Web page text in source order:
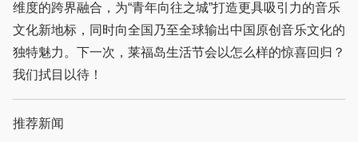
维度的跨界融合，为“青年向往之城”打造更具吸引力的音乐
文化新地标，同时向全国乃至全球输出中国原创音乐文化的
独特魅力。下一次，莱福岛生活节会以怎么样的惊喜回归？
我们拭目以待！
推荐新闻